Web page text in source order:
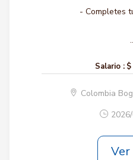
- Completes
Salario :
Colombia
Ver